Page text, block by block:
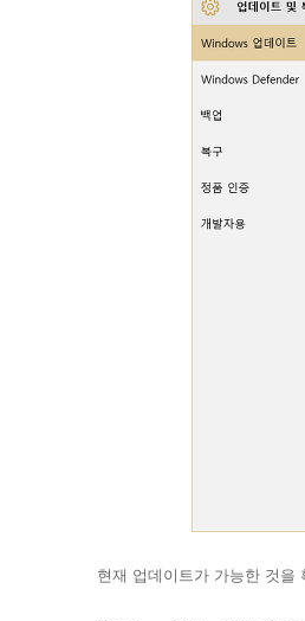
현재 업데이트가 가능한 것을